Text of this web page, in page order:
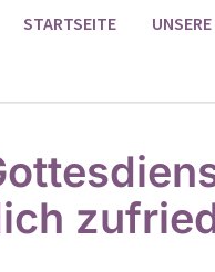
STARTSEITE